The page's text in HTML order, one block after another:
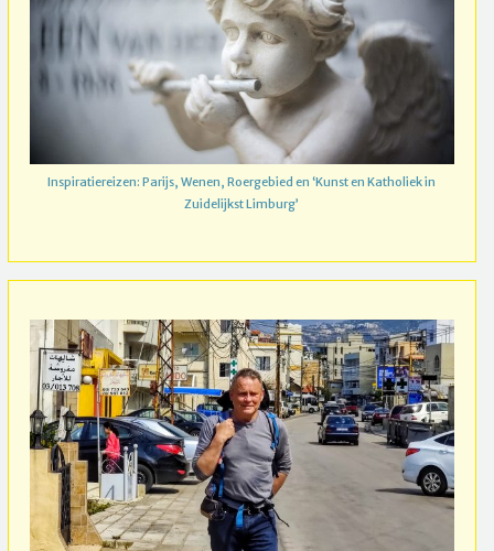
Inspiratiereizen: Parijs, Wenen, Roergebied en ‘Kunst en Katholiek in
Zuidelijkst Limburg’